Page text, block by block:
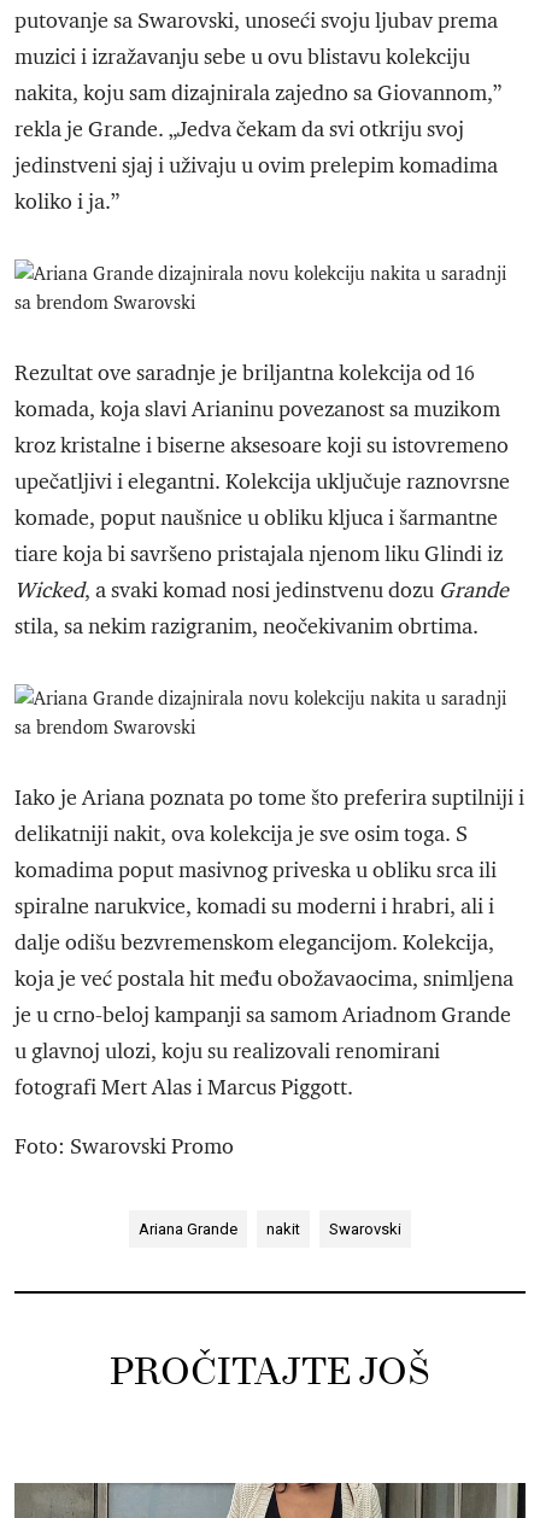
putovanje sa Swarovski, unoseći svoju ljubav prema
muzici i izražavanju sebe u ovu blistavu kolekciju
nakita, koju sam dizajnirala zajedno sa Giovannom,”
rekla je Grande. „Jedva čekam da svi otkriju svoj
jedinstveni sjaj i uživaju u ovim prelepim komadima
koliko i ja.”
Rezultat ove saradnje je briljantna kolekcija od 16
komada, koja slavi Arianinu povezanost sa muzikom
kroz kristalne i biserne aksesoare koji su istovremeno
upečatljivi i elegantni. Kolekcija uključuje raznovrsne
komade, poput naušnice u obliku kljuca i šarmantne
tiare koja bi savršeno pristajala njenom liku Glindi iz
Wicked, a svaki komad nosi jedinstvenu dozu Grande
stila, sa nekim razigranim, neočekivanim obrtima.
Iako je Ariana poznata po tome što preferira suptilniji i
delikatniji nakit, ova kolekcija je sve osim toga. S
komadima poput masivnog priveska u obliku srca ili
spiralne narukvice, komadi su moderni i hrabri, ali i
dalje odišu bezvremenskom elegancijom. Kolekcija,
koja je već postala hit među obožavaocima, snimljena
je u crno-beloj kampanji sa samom Ariadnom Grande
u glavnoj ulozi, koju su realizovali renomirani
fotografi Mert Alas i Marcus Piggott.
Foto: Swarovski Promo
Ariana Grande nakit Swarovski
PROČITAJTE JOŠ